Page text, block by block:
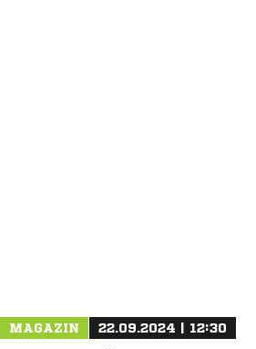
MAGAZIN 22.09.2024 | 12:30